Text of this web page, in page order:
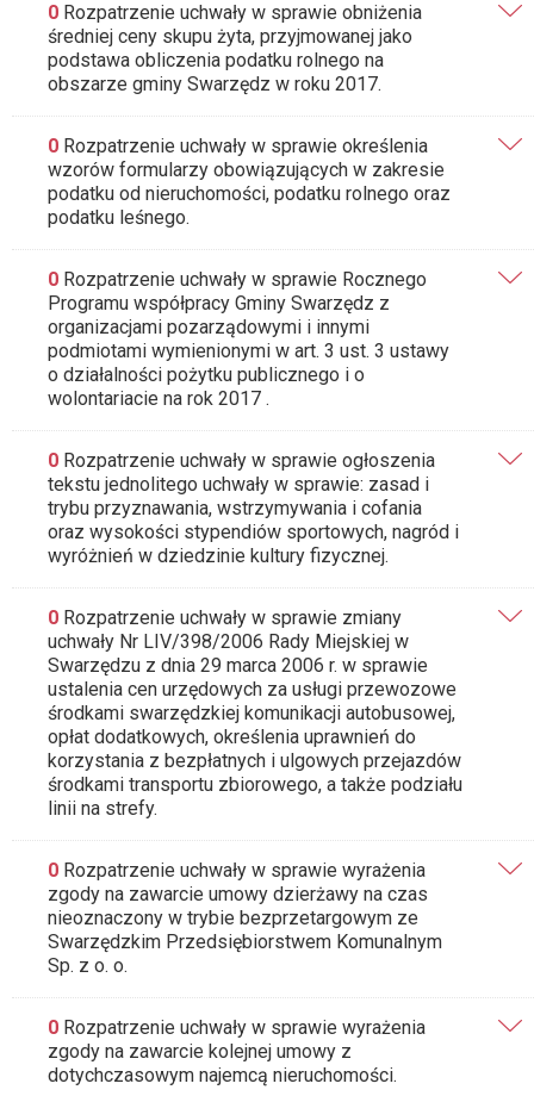
0 Rozpatrzenie uchwały w sprawie obniżenia
średniej ceny skupu żyta, przyjmowanej jako
podstawa obliczenia podatku rolnego na
obszarze gminy Swarzędz w roku 2017.
0 Rozpatrzenie uchwały w sprawie określenia
wzorów formularzy obowiązujących w zakresie
podatku od nieruchomości, podatku rolnego oraz
podatku leśnego.
0 Rozpatrzenie uchwały w sprawie Rocznego
Programu współpracy Gminy Swarzędz z
organizacjami pozarządowymi i innymi
podmiotami wymienionymi w art. 3 ust. 3 ustawy
o działalności pożytku publicznego i o
wolontariacie na rok 2017 .
0 Rozpatrzenie uchwały w sprawie ogłoszenia
tekstu jednolitego uchwały w sprawie: zasad i
trybu przyznawania, wstrzymywania i cofania
oraz wysokości stypendiów sportowych, nagród i
wyróżnień w dziedzinie kultury fizycznej.
0 Rozpatrzenie uchwały w sprawie zmiany
uchwały Nr LIV/398/2006 Rady Miejskiej w
Swarzędzu z dnia 29 marca 2006 r. w sprawie
ustalenia cen urzędowych za usługi przewozowe
środkami swarzędzkiej komunikacji autobusowej,
opłat dodatkowych, określenia uprawnień do
korzystania z bezpłatnych i ulgowych przejazdów
środkami transportu zbiorowego, a także podziału
linii na strefy.
0 Rozpatrzenie uchwały w sprawie wyrażenia
zgody na zawarcie umowy dzierżawy na czas
nieoznaczony w trybie bezprzetargowym ze
Swarzędzkim Przedsiębiorstwem Komunalnym
Sp. z o. o.
0 Rozpatrzenie uchwały w sprawie wyrażenia
zgody na zawarcie kolejnej umowy z
dotychczasowym najemcą nieruchomości.